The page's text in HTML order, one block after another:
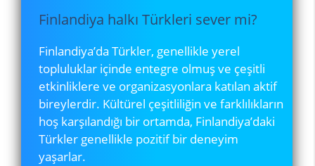
Finlandiya halkı Türkleri sever mi?
Finlandiya’da Türkler, genellikle yerel
topluluklar içinde entegre olmuş ve çeşitli
etkinliklere ve organizasyonlara katılan aktif
bireylerdir. Kültürel çeşitliliğin ve farklılıkların
hoş karşılandığı bir ortamda, Finlandiya’daki
Türkler genellikle pozitif bir deneyim
yaşarlar.